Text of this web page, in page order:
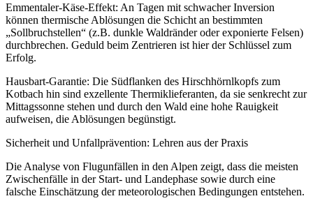
Emmentaler-Käse-Effekt: An Tagen mit schwacher Inversion
können thermische Ablösungen die Schicht an bestimmten
„Sollbruchstellen“ (z.B. dunkle Waldränder oder exponierte Felsen)
durchbrechen. Geduld beim Zentrieren ist hier der Schlüssel zum
Erfolg.
Hausbart-Garantie: Die Südflanken des Hirschhörnlkopfs zum
Kotbach hin sind exzellente Thermiklieferanten, da sie senkrecht zur
Mittagssonne stehen und durch den Wald eine hohe Rauigkeit
aufweisen, die Ablösungen begünstigt.
Sicherheit und Unfallprävention: Lehren aus der Praxis
Die Analyse von Flugunfällen in den Alpen zeigt, dass die meisten
Zwischenfälle in der Start- und Landephase sowie durch eine
falsche Einschätzung der meteorologischen Bedingungen entstehen.